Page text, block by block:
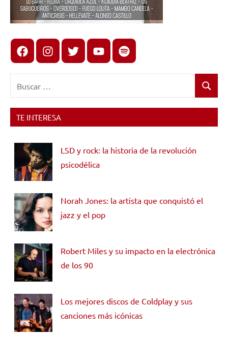
FacebookInstagram
X youtubespotify
Buscar
TE INTERESA
LSD y rock: la historia de la revolución
psicodélica
Norah Jones: la artista que conquistó el
jazz y el pop
Robert Miles y su impacto en la electrónica
de los 90
Los mejores discos de Coldplay y sus
canciones más icónicas